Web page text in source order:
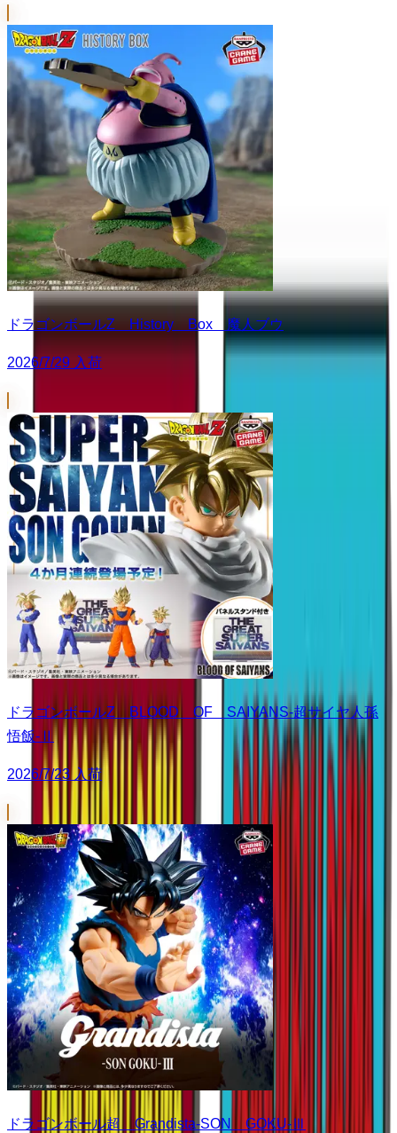
ドラゴンボールZ History Box 魔人ブウ
2026/7/29 入荷
ドラゴンボールZ BLOOD OF SAIYANS-超サイヤ人孫
悟飯-Ⅱ
2026/7/23 入荷
ドラゴンボール超 Grandista-SON GOKU-Ⅲ